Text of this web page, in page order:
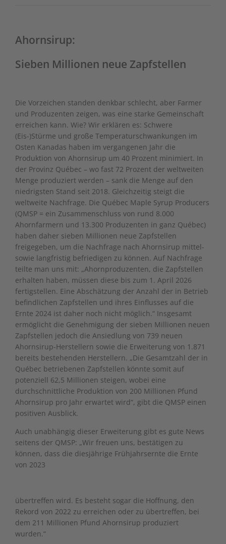
Ahornsirup:
Sieben Millionen neue Zapfstellen
Die Vorzeichen standen denkbar schlecht, aber Farmer
und Produzenten zeigen, was eine starke Gemeinschaft
erreichen kann. Wie? Wir erklären es: Schwere
(Eis-)Stürme und große Temperaturschwankungen im
Osten Kanadas haben im vergangenen Jahr die
Produktion von Ahornsirup um 40 Prozent minimiert. In
der Provinz Québec – wo fast 72 Prozent der weltweiten
Menge produziert werden – sank die Menge auf den
niedrigsten Stand seit 2018. Gleichzeitig steigt die
weltweite Nachfrage. Die Québec Maple Syrup Producers
(QMSP = ein Zusammenschluss von rund 8.000
Ahornfarmern und 13.300 Produzenten in ganz Québec)
haben daher sieben Millionen neue Zapfstellen
freigegeben, um die Nachfrage nach Ahornsirup mittel-
sowie langfristig befriedigen zu können. Auf Nachfrage
teilte man uns mit: „Ahornproduzenten, die Zapfstellen
erhalten haben, müssen diese bis zum 1. April 2026
fertigstellen. Eine Abschätzung der Anzahl der in Betrieb
befindlichen Zapfstellen und ihres Einflusses auf die
Ernte 2024 ist daher noch nicht möglich.“ Insgesamt
ermöglicht die Genehmigung der sieben Millionen neuen
Zapfstellen jedoch die Ansiedlung von 739 neuen
Ahornsirup-Herstellern sowie die Erweiterung von 1.871
bereits bestehenden Herstellern. „Die Gesamtzahl der in
Québec betriebenen Zapfstellen könnte somit auf
potenziell 62,5 Millionen steigen, wobei eine
durchschnittliche Produktion von 200 Millionen Pfund
Ahornsirup pro Jahr erwartet wird“, gibt die QMSP einen
positiven Ausblick.
Auch unabhängig dieser Erweiterung gibt es gute News
seitens der QMSP: „Wir freuen uns, bestätigen zu
können, dass die diesjährige Frühjahrsernte die Ernte
von 2023
übertreffen wird. Es besteht sogar die Hoffnung, den
Rekord von 2022 zu erreichen oder zu übertreffen, bei
dem 211 Millionen Pfund Ahornsirup produziert
wurden.“